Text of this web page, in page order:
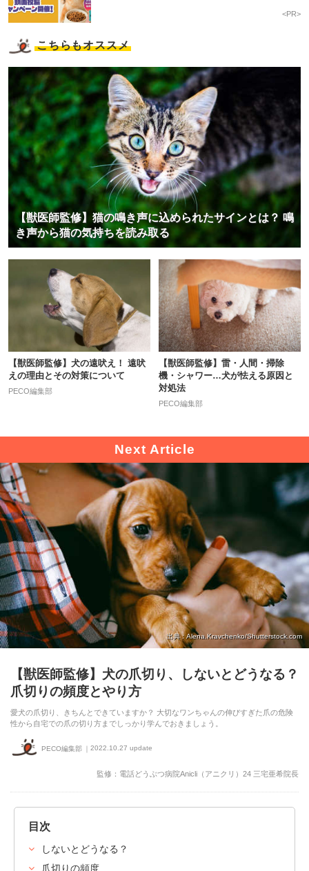
<PR>
こちらもオススメ
【獣医師監修】猫の鳴き声に込められたサインとは？ 鳴
き声から猫の気持ちを読み取る
【獣医師監修】犬の遠吠え！ 遠吠
えの理由とその対策について
PECO編集部
【獣医師監修】雷・人間・掃除
機・シャワー…犬が怯える原因と
対処法
PECO編集部
出典 : Alena.Kravchenko/Shutterstock.com
【獣医師監修】犬の爪切り、しないとどうなる？
爪切りの頻度とやり方
愛犬の爪切り、きちんとできていますか？ 大切なワンちゃんの伸びすぎた爪の危険
性から自宅での爪の切り方までしっかり学んでおきましょう。
PECO編集部 2022.10.27 update
監修：電話どうぶつ病院Anicli（アニクリ）24 三宅亜希院長
目次
しないとどうなる？
爪切りの頻度